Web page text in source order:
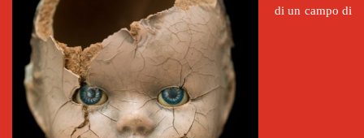
di un campo di